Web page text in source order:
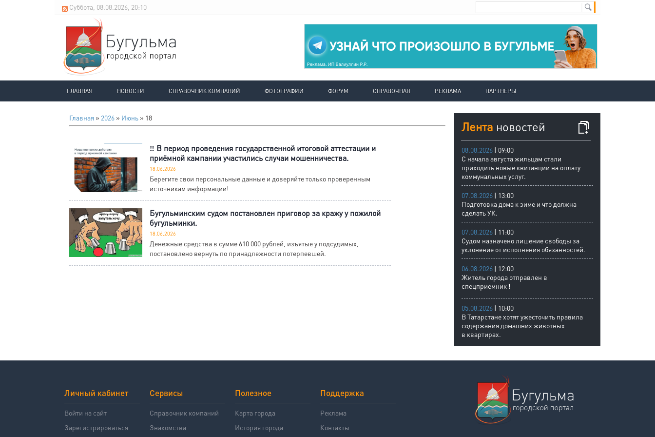
Суббота, 08.08.2026, 20:10
ГЛАВНАЯ НОВОСТИ СПРАВОЧНИК КОМПАНИЙ ФОТОГРАФИИ ФОРУМ СПРАВОЧНАЯ РЕКЛАМА ПАРТНЕРЫ
Главная » 2026 » Июнь » 18
‼️ В период проведения государственной итоговой аттестации и
приёмной кампании участились случаи мошенничества.
18.06.2026
Берегите свои персональные данные и доверяйте только проверенным
источникам информации!
Бугульминским судом постановлен приговор за кражу у пожилой
бугульминки.
18.06.2026
Денежные средства в сумме 610 000 рублей, изъятые у подсудимых,
постановлено вернуть по принадлежности потерпевшей.
Лента новостей
08.08.2026 | 09:00
С начала августа жильцам стали
приходить новые квитанции на оплату
коммунальных услуг.
07.08.2026 | 13:00
Подготовка дома к зиме и что должна
сделать УК.
07.08.2026 | 11:00
Судом назначено лишение свободы за
уклонение от исполнения обязанностей.
06.08.2026 | 12:00
Житель города отправлен в
спецприемник ❗
05.08.2026 | 10:00
В Татарстане хотят ужесточить правила
содержания домашних животных
в квартирах.
Личный кабинет
Войти на сайт
Зарегистрироваться
Сервисы
Справочник компаний
Знакомства
Полезное
Карта города
История города
Поддержка
Реклама
Контакты